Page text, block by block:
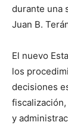
durante una
Juan B.
El nuevo
los
decisiones
y